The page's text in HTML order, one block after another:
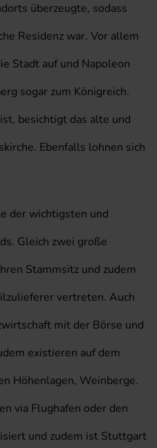
überzeugte, sodass
Residenz war. Vor allem
Stadt auf und Napoleon
sogar zum Königreich.
besichtigt das alte und
Ebenfalls lohnen sich
der wichtigsten und
Gleich zwei große
Stammsitz und zudem
vertreten. Auch
mit der Börse und
existieren auf dem
Höhenlagen, Weinberge.
via Flughafen oder den
und zudem ist Stuttgart